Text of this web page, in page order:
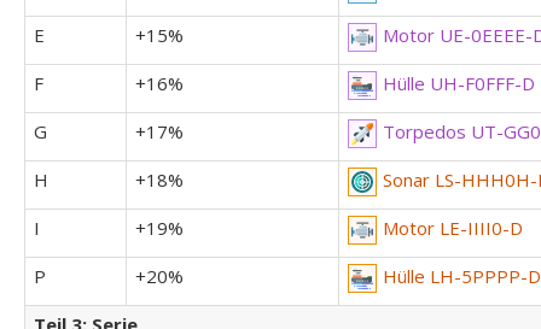
E
+15%
Motor UE-0EEEE-
F
+16%
Hülle UH-F0FFF-D
G
+17%
Torpedos UT-
H
+18%
Sonar LS-
I
+19%
Motor LE-IIII0-D
P
+20%
Hülle LH-5PPPP-D
Teil 3: Serie